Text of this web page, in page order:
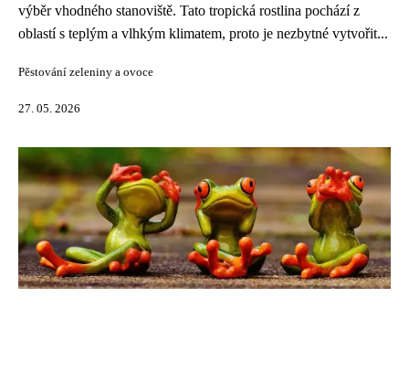
výběr vhodného stanoviště. Tato tropická rostlina pochází z
oblastí s teplým a vlhkým klimatem, proto je nezbytné vytvořit...
Pěstování zeleniny a ovoce
27. 05. 2026